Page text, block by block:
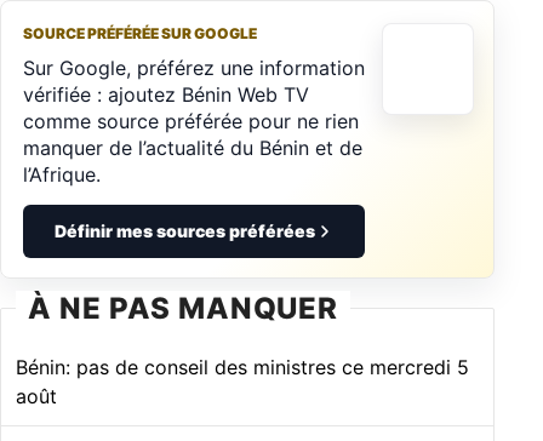
SOURCE PRÉFÉRÉE SUR GOOGLE
Sur Google, préférez une information
vérifiée : ajoutez Bénin Web TV
comme source préférée pour ne rien
manquer de l’actualité du Bénin et de
l’Afrique.
Définir mes sources préférées
À NE PAS MANQUER
Bénin: pas de conseil des ministres ce mercredi 5
août